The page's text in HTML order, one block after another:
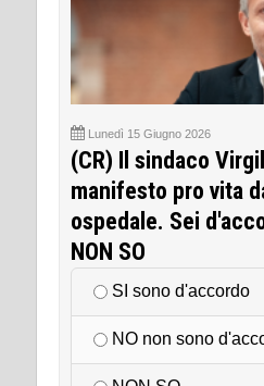
Lunedì 15 Giugno 2026
(CR) Il sindaco
manifesto pro vita
ospedale. Sei
NON SO
SI sono d'accordo
NO non sono